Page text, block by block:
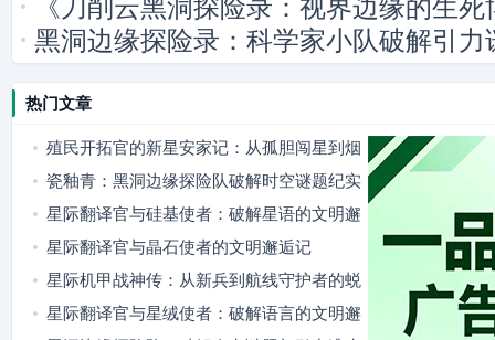
《刀削云黑洞探险录：视界边缘的生死
黑洞边缘探险录：科学家小队破解引力
热门文章
殖民开拓官的新星安家记：从孤胆闯星到烟
火满舱
瓷釉青：黑洞边缘探险队破解时空谜题纪实
星际翻译官与硅基使者：破解星语的文明邂
逅
星际翻译官与晶石使者的文明邂逅记
星际机甲战神传：从新兵到航线守护者的蜕
变
星际翻译官与星绒使者：破解语言的文明邂